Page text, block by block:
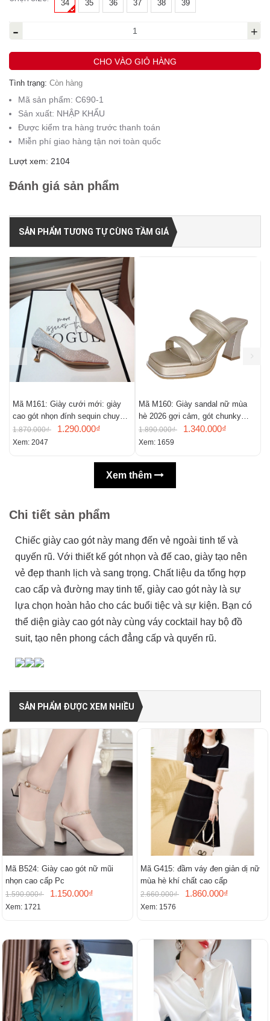
34 35 36 37 38 39
- +
CHO VÀO GIỎ HÀNG
Tình trạng: Còn hàng
Mã sản phẩm: C690-1
Sản xuất: NHẬP KHẨU
Được kiểm tra hàng trước thanh toán
Miễn phí giao hàng tận nơi toàn quốc
Lượt xem: 2104
Đánh giá sản phẩm
SẢN PHẨM TƯƠNG TỰ CÙNG TẦM GIÁ
Mã M161: Giày cưới mới: giày
cao gót nhọn đính sequin chuyển
màu, giày mũi nhọn gợi cảm
1.870.000₫ 1.290.000₫
Xem: 2047
Mã M160: Giày sandal nữ mùa
hè 2026 gợi cảm, gót chunky
kiểu Pháp, mũi vuông, hở mũi
1.890.000₫ 1.340.000₫
Xem: 1659
Xem thêm
Chi tiết sản phẩm
Chiếc giày cao gót này mang đến vẻ ngoài tinh tế và
quyến rũ. Với thiết kế gót nhọn và đế cao, giày tạo nên
vẻ đẹp thanh lịch và sang trọng. Chất liệu da tổng hợp
cao cấp và đường may tinh tế, giày cao gót này là sự
lựa chọn hoàn hảo cho các buổi tiệc và sự kiện. Bạn có
thể diện giày cao gót này cùng váy cocktail hay bộ đồ
suit, tạo nên phong cách đẳng cấp và quyến rũ.
SẢN PHẨM ĐƯỢC XEM NHIỀU
Mã B524: Giày cao gót nữ mũi
nhọn cao cấp Pc
1.590.000₫ 1.150.000₫
Xem: 1721
Mã G415: đầm váy đen giản dị nữ
mùa hè khí chất cao cấp
2.660.000₫ 1.860.000₫
Xem: 1576